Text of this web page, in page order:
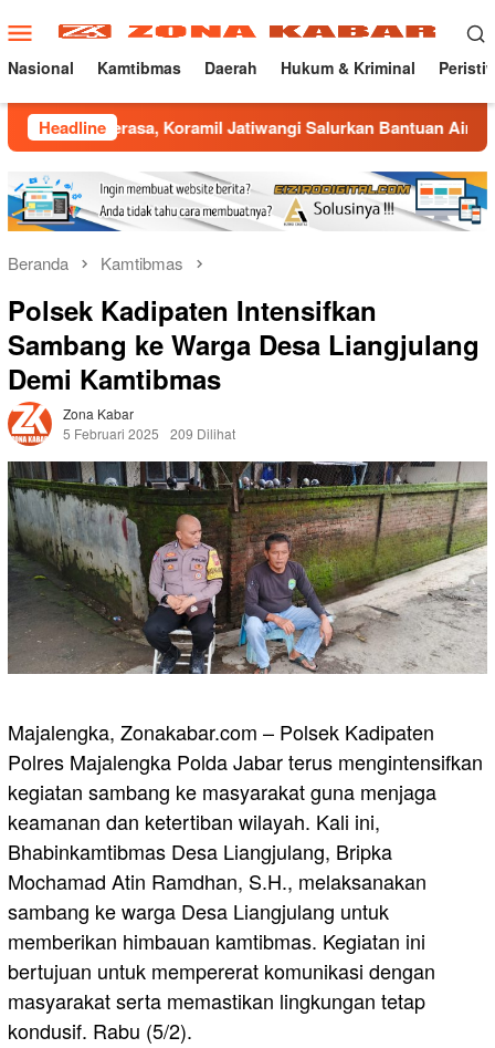
ke
konten
Menu
Mobile
Nasional Kamtibmas Daerah Hukum & Kriminal
Headline
Koramil Jatiwangi Salurkan Bantuan Air Bersih untuk
Beranda Kamtibmas
Polsek Kadipaten Intensifkan
Sambang ke Warga Desa Liangjulang
Demi Kamtibmas
Zona Kabar
5 Februari 2025
209 Dilihat
Majalengka, Zonakabar.com – Polsek Kadipaten
Polres Majalengka Polda Jabar terus mengintensifkan
kegiatan sambang ke masyarakat guna menjaga
keamanan dan ketertiban wilayah. Kali ini,
Bhabinkamtibmas Desa Liangjulang, Bripka
Mochamad Atin Ramdhan, S.H., melaksanakan
sambang ke warga Desa Liangjulang untuk
memberikan himbauan kamtibmas. Kegiatan ini
bertujuan untuk mempererat komunikasi dengan
masyarakat serta memastikan lingkungan tetap
kondusif. Rabu (5/2).